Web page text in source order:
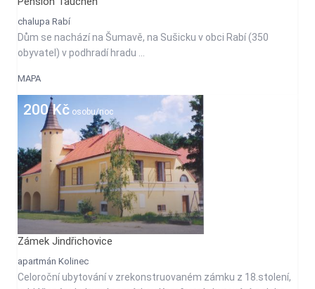
chalupa Rabí
Dům se nachází na Šumavě, na Sušicku v obci Rabí (350
obyvatel) v podhradí hradu ...
MAPA
200 Kčosobu/noc
Zámek Jindřichovice
apartmán Kolinec
Celoroční ubytování v zrekonstruovaném zámku z 18.stolení,